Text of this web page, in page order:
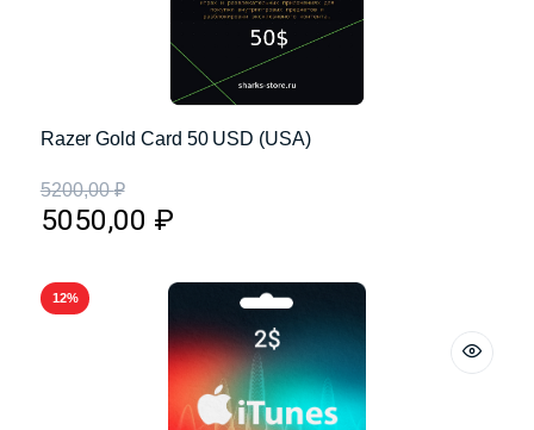
Razer Gold Card 50 USD (USA)
5200,00₽
5050,00 ₽
12%